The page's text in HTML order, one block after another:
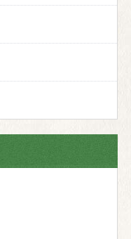
ェ」
イユ」